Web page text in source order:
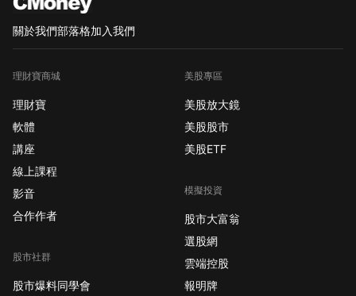
關於我們部落格加入我們
理財寶商城
理財寶
軟體
講座
線上課程
影音
合作作者
股市社群
股市爆料同學會
美股專區
美股放大鏡
美股股市
美股ETF
模擬投資
股市大富翁
選股網
雲端控股
報明牌